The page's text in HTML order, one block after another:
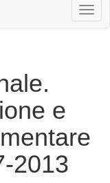
Menù
e
2013